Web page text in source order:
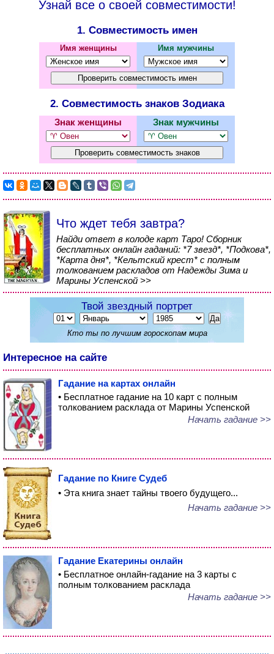
Узнай все о своей совместимости!
1. Совместимость имен
Имя женщины Имя мужчины
2. Совместимость знаков Зодиака
Знак женщины Знак мужчины
Что ждет тебя завтра?
Найди ответ в колоде карт Таро! Сборник
бесплатных онлайн гаданий: *7 звезд*, *Подкова*,
*Карта дня*, *Кельтский крест* с полным
толкованием раскладов от Надежды Зима и
Марины Успенской >>
Твой звездный портрет
Кто ты по лучшим гороскопам мира
Интересное на сайте
Гадание на картах онлайн
• Бесплатное гадание на 10 карт с полным
толкованием расклада от Марины Успенской
Начать гадание >>
Гадание по Книге Судеб
• Эта книга знает тайны твоего будущего...
Начать гадание >>
Гадание Екатерины онлайн
• Бесплатное онлайн-гадание на 3 карты с
полным толкованием расклада
Начать гадание >>